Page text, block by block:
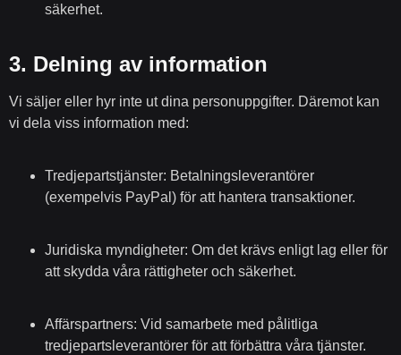
säkerhet.
3. Delning av information
Vi säljer eller hyr inte ut dina personuppgifter. Däremot kan
vi dela viss information med:
Tredjepartstjänster: Betalningsleverantörer
(exempelvis PayPal) för att hantera transaktioner.
Juridiska myndigheter: Om det krävs enligt lag eller för
att skydda våra rättigheter och säkerhet.
Affärspartners: Vid samarbete med pålitliga
tredjepartsleverantörer för att förbättra våra tjänster.